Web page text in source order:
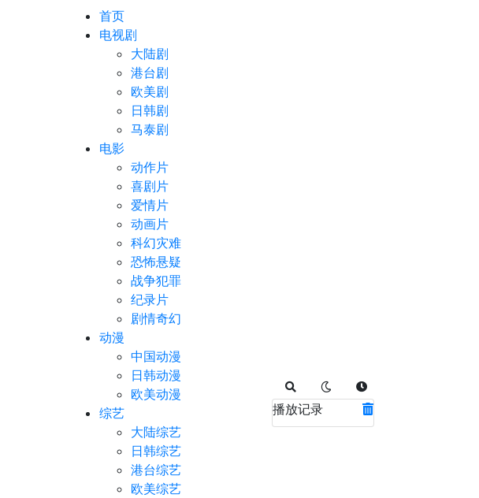
首页
电视剧
大陆剧
港台剧
欧美剧
日韩剧
马泰剧
电影
动作片
喜剧片
爱情片
动画片
科幻灾难
恐怖悬疑
战争犯罪
纪录片
剧情奇幻
动漫
中国动漫
日韩动漫
欧美动漫
综艺
大陆综艺
日韩综艺
港台综艺
欧美综艺
播放记录